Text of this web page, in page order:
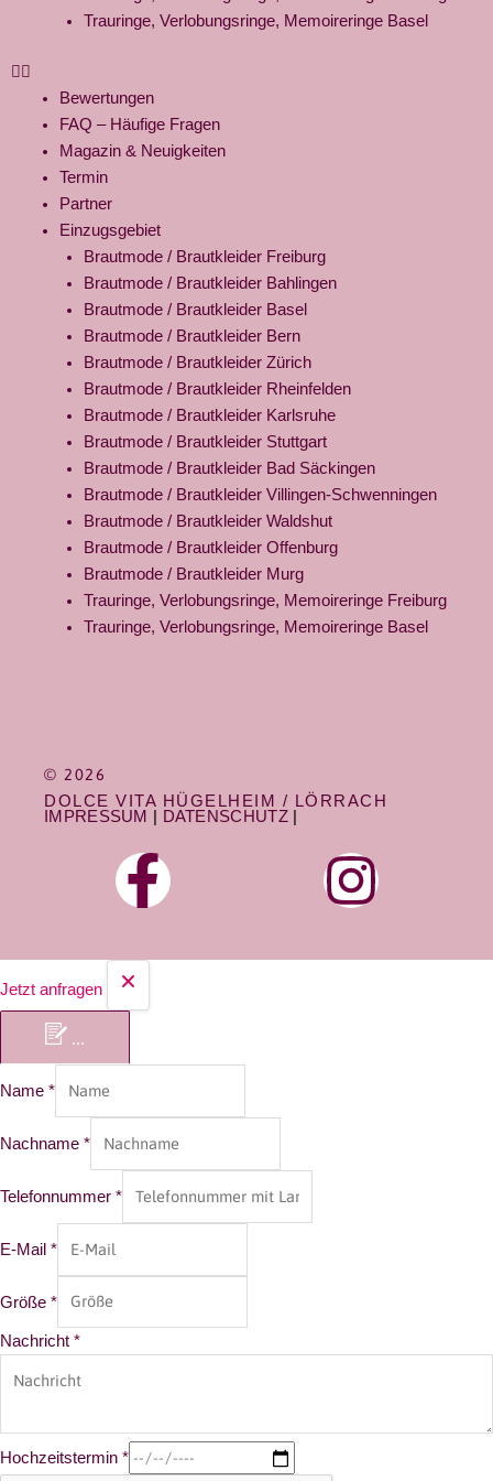
Trauringe, Verlobungsringe, Memoireringe Basel
Bewertungen
FAQ – Häufige Fragen
Magazin & Neuigkeiten
Termin
Partner
Einzugsgebiet
Brautmode / Brautkleider Freiburg
Brautmode / Brautkleider Bahlingen
Brautmode / Brautkleider Basel
Brautmode / Brautkleider Bern
Brautmode / Brautkleider Zürich
Brautmode / Brautkleider Rheinfelden
Brautmode / Brautkleider Karlsruhe
Brautmode / Brautkleider Stuttgart
Brautmode / Brautkleider Bad Säckingen
Brautmode / Brautkleider Villingen-Schwenningen
Brautmode / Brautkleider Waldshut
Brautmode / Brautkleider Offenburg
Brautmode / Brautkleider Murg
Trauringe, Verlobungsringe, Memoireringe Freiburg
Trauringe, Verlobungsringe, Memoireringe Basel
© 2026
DOLCE VITA HÜGELHEIM / LÖRRACH
IMPRESSUM
DATENSCHUTZ|
Jetzt anfragen
...
Name *
Nachname *
Telefonnummer *
E-Mail *
Größe *
Nachricht *
Hochzeitstermin *